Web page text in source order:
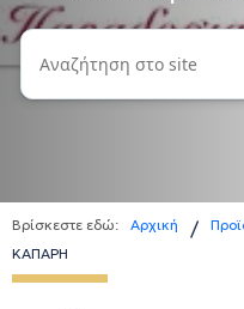
Βρίσκεστε εδώ: Αρχική /
ΚΑΠΑΡΗ